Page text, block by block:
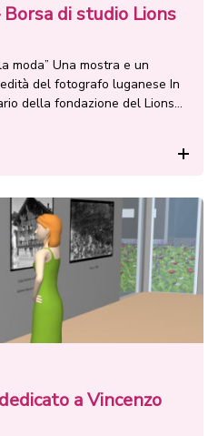
di studio Lions
moda” Una mostra e un
del fotografo luganese In
della fondazione del Lions
a Vincenzo